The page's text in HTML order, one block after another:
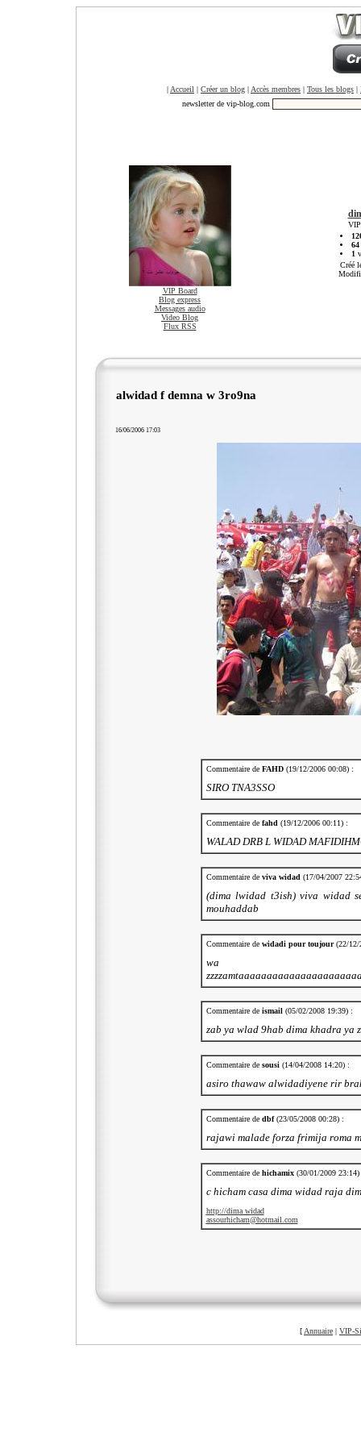
| Accueil | Créer un blog | Accès membres | Tous les blogs |
newsletter de vip-blog.com
VIP Board
Blog express
Messages audio
Video Blog
Flux RSS
64
1
Créé
alwidad f demna w 3ro9na
16/06/2006 17:03
Commentaire de FAHD(19/12/2006 00:08) :
SIRO TNA3SSO
Commentaire de fahd (19/12/2006 00:11) :
WALAD DRB L WIDAD
Commentaire de viva widad (17/04/2007
(dima lwidad t3ish) viva widad
mouhaddab
Commentaire de widadi pour toujour(22/12/
wa
Commentaire de ismail(05/02/2008 19:39) :
zab ya wlad 9hab dima khadra ya
Commentaire de sousi(14/04/2008 14:20) :
asiro thawaw alwidadiyene rir
Commentaire de dbf(23/05/2008 00:28) :
rajawi malade forza frimija roma
Commentaire de hichamix(30/01/2009 23:14)
c hicham casa dima widad raja
http://dima widad
assourhicham@hotmail.com
[ Annuaire | VIP-